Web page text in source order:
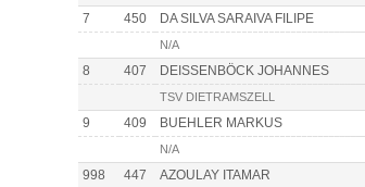
7 450 DA SILVA SARAIVA FILIPE
N/A
8 407 DEISSENBÖCK JOHANNES
TSV DIETRAMSZELL
9 409 BUEHLER MARKUS
N/A
998 447 AZOULAY ITAMAR